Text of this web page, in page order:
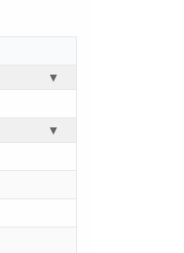
▼
▼